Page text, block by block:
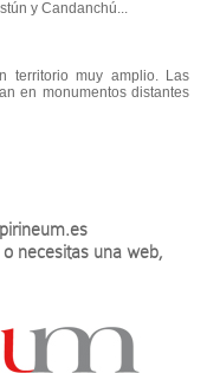
y Candanchú...
territorio muy amplio. Las
en monumentos distantes
necesitas una web,